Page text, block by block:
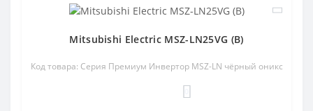
Mitsubishi Electric MSZ-LN25VG (B)
Код товара: Серия Премиум Инвертор MSZ-LN чёрный оникс